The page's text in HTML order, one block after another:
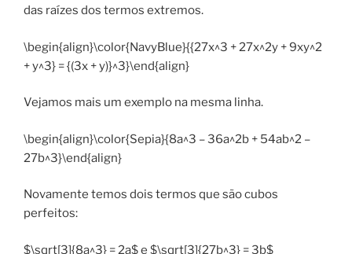
das raízes dos termos extremos.
\begin{align}\color{NavyBlue}{{27x^3 + 27x^2y + 9xy^2
+ y^3} = {(3x + y)}^3}\end{align}
Vejamos mais um exemplo na mesma linha.
\begin{align}\color{Sepia}{8a^3 – 36a^2b + 54ab^2 –
27b^3}\end{align}
Novamente temos dois termos que são cubos
perfeitos:
$\sqrt[3]{8a^3} = 2a$ e $\sqrt[3]{27b^3} = 3b$